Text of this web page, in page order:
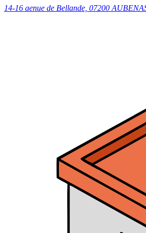
14-16 aenue de Bellande, 07200